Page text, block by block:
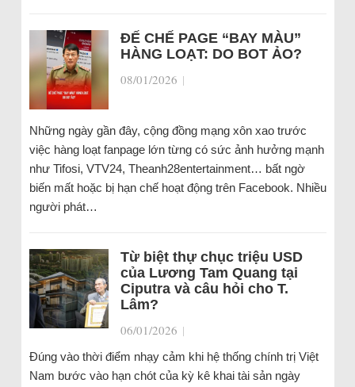
ĐẾ CHẾ PAGE “BAY MÀU”
HÀNG LOẠT: DO BOT ẢO?
08/01/2026 |
Những ngày gần đây, cộng đồng mạng xôn xao trước
việc hàng loạt fanpage lớn từng có sức ảnh hưởng mạnh
như Tifosi, VTV24, Theanh28entertainment… bất ngờ
biến mất hoặc bị hạn chế hoạt động trên Facebook. Nhiều
người phát…
Từ biệt thự chục triệu USD
của Lương Tam Quang tại
Ciputra và câu hỏi cho T.
Lâm?
06/01/2026 |
Đúng vào thời điểm nhạy cảm khi hệ thống chính trị Việt
Nam bước vào hạn chót của kỳ kê khai tài sản ngày